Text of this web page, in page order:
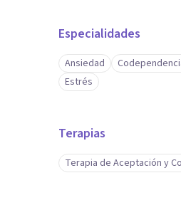
Especialidades
Ansiedad
Estrés
Terapias
Terapia de Aceptación y